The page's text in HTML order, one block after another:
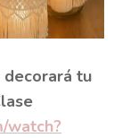
decorará tu
watch?